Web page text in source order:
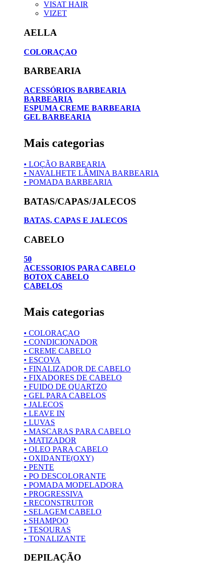
VISAT HAIR
VIZET
AELLA
COLORAÇAO
BARBEARIA
ACESSÓRIOS BARBEARIA
BARBEARIA
ESPUMA CREME BARBEARIA
GEL BARBEARIA
Mais categorias
• LOÇÃO BARBEARIA
• NAVALHETE LÂMINA BARBEARIA
• POMADA BARBEARIA
BATAS/CAPAS/JALECOS
BATAS, CAPAS E JALECOS
CABELO
50
ACESSORIOS PARA CABELO
BOTOX CABELO
CABELOS
Mais categorias
• COLORAÇAO
• CONDICIONADOR
• CREME CABELO
• ESCOVA
• FINALIZADOR DE CABELO
• FIXADORES DE CABELO
• FUIDO DE QUARTZO
• GEL PARA CABELOS
• JALECOS
• LEAVE IN
• LUVAS
• MASCARAS PARA CABELO
• MATIZADOR
• OLEO PARA CABELO
• OXIDANTE(OXY)
• PENTE
• PO DESCOLORANTE
• POMADA MODELADORA
• PROGRESSIVA
• RECONSTRUTOR
• SELAGEM CABELO
• SHAMPOO
• TESOURAS
• TONALIZANTE
DEPILAÇÃO